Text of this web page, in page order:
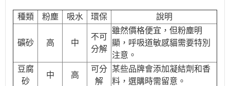
種類 粉塵 吸水 環保 說明
礦砂 高 中
不可
分解
雖然價格便宜，但粉塵明
顯，呼吸道敏感貓需要特別
注意。
豆腐
砂
中 高
可分
解
某些品牌會添加凝結劑和香
料，選購時需留意。